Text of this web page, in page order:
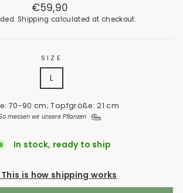
Regular
price
€59,90
Shipping calculated at checkout.
SIZE
L
70-90 cm; Topfgröße: 21 cm
messen wir unsere Pflanzen
In stock, ready to ship
This is how shipping works